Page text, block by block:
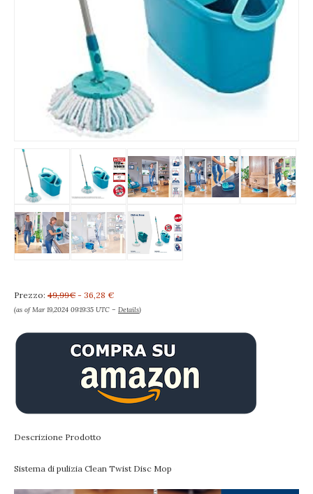
Prezzo: 49,99€ - 36,28 €
(as of Mar 19,2024 09:19:35 UTC – Details)
Descrizione Prodotto
Sistema di pulizia Clean Twist Disc Mop